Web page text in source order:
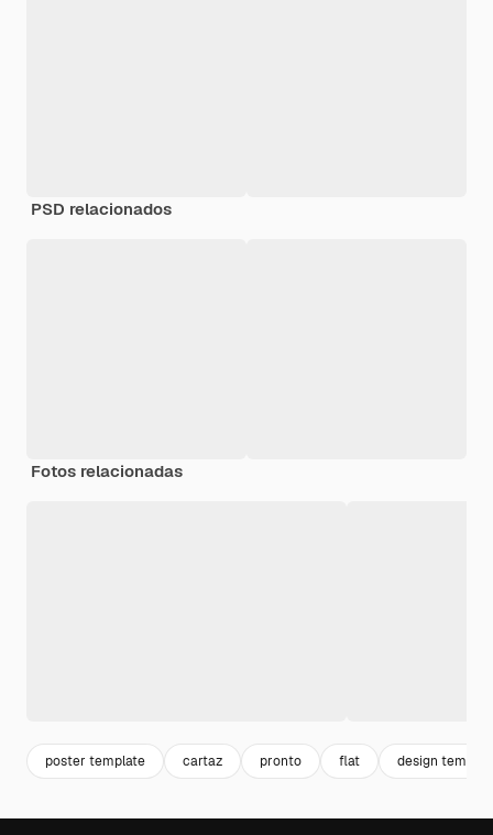
PSD relacionados
Fotos relacionadas
poster template cartaz pronto flat design